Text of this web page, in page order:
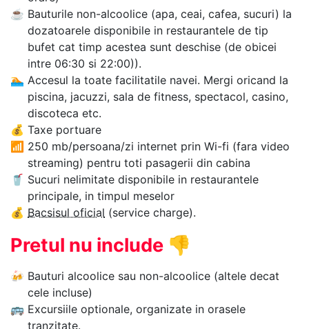
☕ Bauturile non-alcoolice (apa, ceai, cafea, sucuri) la
dozatoarele disponibile in restaurantele de tip
bufet cat timp acestea sunt deschise (de obicei
intre 06:30 si 22:00)).
🏊‍ Accesul la toate facilitatile navei. Mergi oricand la
piscina, jacuzzi, sala de fitness, spectacol, casino,
discoteca etc.
💰 Taxe portuare
📶 250 mb/persoana/zi internet prin Wi-fi (fara video
streaming) pentru toti pasagerii din cabina
🥤 Sucuri nelimitate disponibile in restaurantele
principale, in timpul meselor
💰 Bacsisul oficial (service charge).
Pretul nu include 👎
🍻 Bauturi alcoolice sau non-alcoolice (altele decat
cele incluse)
🚌 Excursiile optionale, organizate in orasele
tranzitate.